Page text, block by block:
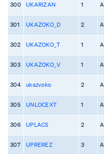
300 UKARIZAN 1 A
301 UKAZOKO_D 2 A
302 UKAZOKO_T 1 A
303 UKAZOKO_V 1 A
304 ukazvoko 2 A
305 UNLOCEXT 1 A
306 UPLACS 2 A
307 UPREREZ 3 A